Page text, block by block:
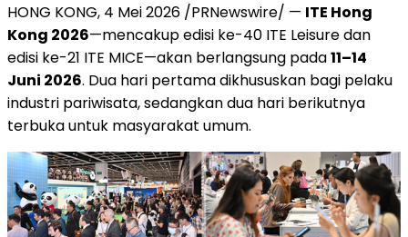
HONG KONG, 4 Mei 2026 /PRNewswire/ — ITE Hong
Kong 2026—mencakup edisi ke-40 ITE Leisure dan
edisi ke-21 ITE MICE—akan berlangsung pada11–14
Juni 2026. Dua hari pertama dikhususkan bagi pelaku
industri pariwisata, sedangkan dua hari berikutnya
terbuka untuk masyarakat umum.